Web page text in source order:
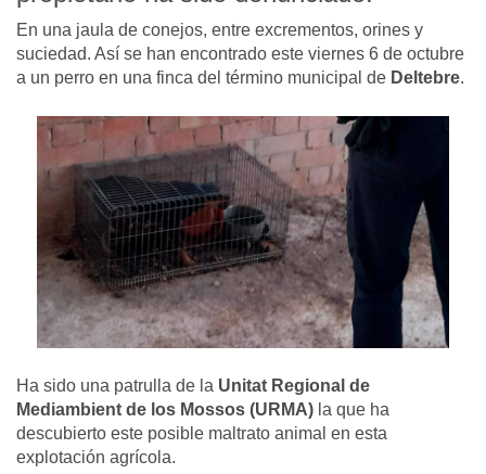
En una jaula de conejos, entre excrementos, orines y
suciedad. Así se han encontrado este viernes 6 de octubre
a un perro en una finca del término municipal de Deltebre.
Ha sido una patrulla de la Unitat Regional de
Mediambient de los Mossos (URMA) la que ha
descubierto este posible maltrato animal en esta
explotación agrícola.